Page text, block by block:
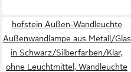
hofstein Außen-Wandleuchte
Außenwandlampe aus Metall/Glas
in Schwarz/Silberfarben/Klar,
ohne Leuchtmittel, Wandleuchte